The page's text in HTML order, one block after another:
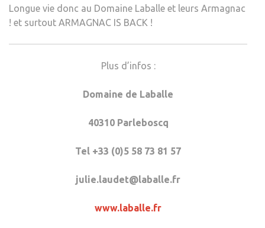
Longue vie donc au Domaine Laballe et leurs Armagnac
! et surtout ARMAGNAC IS BACK !
Plus d’infos :
Domaine de Laballe
40310 Parleboscq
Tel +33 (0)5 58 73 81 57
julie.laudet@laballe.fr
www.laballe.fr